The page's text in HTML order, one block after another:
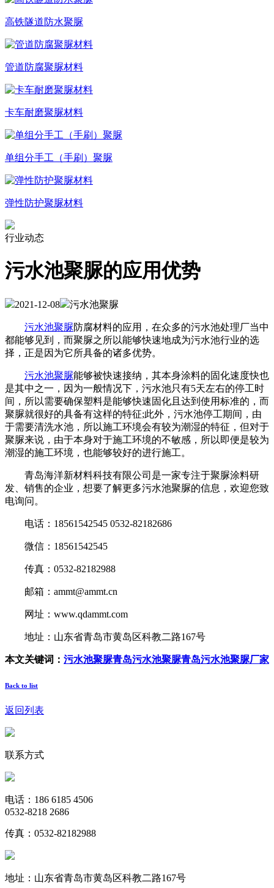
高铁隧道防水聚脲
管道防腐聚脲材料
卡车耐磨聚脲材料
单组分手工（手刷）聚脲
弹性防护聚脲材料
行业动态
污水池聚脲的应用优势
2021-12-08 污水池聚脲
污水池聚脲防腐材料的应用，在众多的污水池处理厂当中
都能够见到，而聚脲之所以能够快速地成为污水池行业的选
择，正是因为它所具备的诸多优势。
污水池聚脲能够被快速接纳，其本身涂料的固化速度快也
是其中之一，因为一般情况下，污水池只有5天左右的停工时
间，所以需要确保塑料是能够快速固化且达到使用标准的，而
聚脲就很好的具备有这样的特征;此外，污水池停工期间，由
于需要清洗水池，所以施工环境会有较为潮湿的特征，但对于
聚脲来说，由于本身对于施工环境的不敏感，所以即便是较为
潮湿的施工环境，也能够较好的进行施工。
青岛海洋新材料科技有限公司是一家专注于聚脲涂料研
发、销售的企业，想要了解更多污水池聚脲的信息，欢迎您致
电询问。
电话：18561542545 0532-82182686
微信：18561542545
传真：0532-82182988
邮箱：ammt@ammt.cn
网址：www.qdammt.com
地址：山东省青岛市黄岛区科教二路167号
本文关键词： 污水池聚脲青岛污水池聚脲青岛污水池聚脲厂家
Back to list
返回列表
联系方式
电话：186 6185 4506
0532-8218 2686
传真：0532-82182988
地址：山东省青岛市黄岛区科教二路167号